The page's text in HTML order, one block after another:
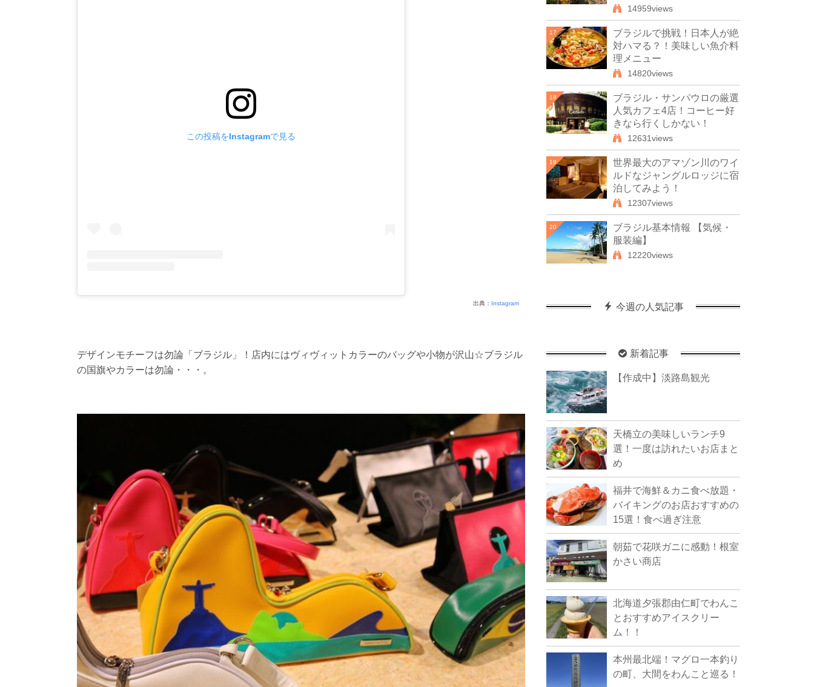
この投稿をInstagramで見る
出典： Instagram
デザインモチーフは勿論「ブラジル」！店内にはヴィヴィットカラーのバッグや小物が沢山☆ブラジル
の国旗やカラーは勿論・・・。
14959views
17
ブラジルで挑戦！日本人が絶
対ハマる？！美味しい魚介料
理メニュー
14820views
18
ブラジル・サンパウロの厳選
人気カフェ4店！コーヒー好
きなら行くしかない！
12631views
19
世界最大のアマゾン川のワイ
ルドなジャングルロッジに宿
泊してみよう！
12307views
20
ブラジル基本情報 【気候・
服装編】
12220views
今週の人気記事
新着記事
【作成中】淡路島観光
天橋立の美味しいランチ9
選！一度は訪れたいお店まと
め
福井で海鮮＆カニ食べ放題・
バイキングのお店おすすめの
15選！食べ過ぎ注意
朝茹で花咲ガニに感動！根室
かさい商店
北海道夕張郡由仁町でわんこ
とおすすめアイスクリー
ム！！
本州最北端！マグロ一本釣り
の町、大間をわんこと巡る！